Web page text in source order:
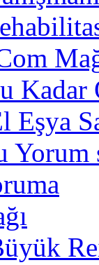
Kadar
Eşya